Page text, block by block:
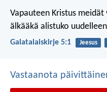
Vapauteen Kristus meidät
älkääkä alistuko
Galatalaiskirje 5:1 Jeesus
Vastaanota